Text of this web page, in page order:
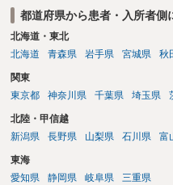
都道府県から患者・入所者側
北海道・東北
北海道
青森県 岩手県 宮城県 秋
関東
東京都
神奈川県 千葉県 埼玉県
北陸・甲信越
新潟県
長野県 山梨県 石川県 富
東海
愛知県
静岡県 岐阜県 三重県